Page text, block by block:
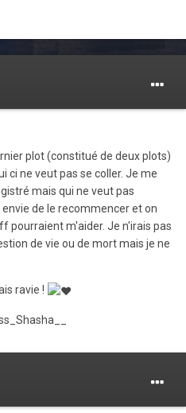
plot (constitué de deux plots)
ci ne veut pas se coller. Je me
mais qui ne veut pas
de le recommencer et on
pourraient m'aider. Je n'irais pas
de vie ou de mort mais je ne
ravie !